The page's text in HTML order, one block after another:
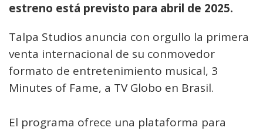
estreno está previsto para abril de 2025.
Talpa Studios anuncia con orgullo la primera
venta internacional de su conmovedor
formato de entretenimiento musical, 3
Minutes of Fame, a TV Globo en Brasil.
El programa ofrece una plataforma para